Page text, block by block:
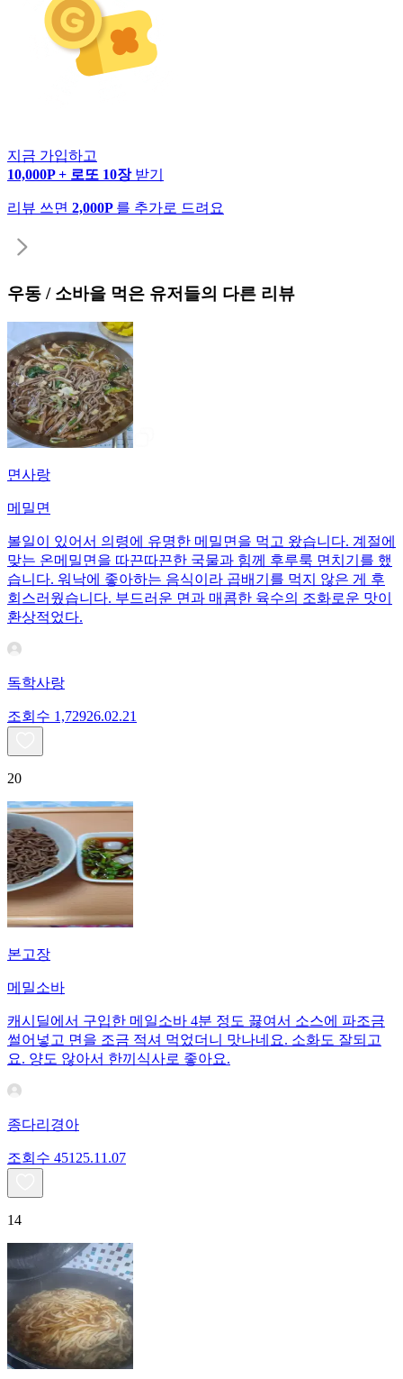
지금 가입하고
10,000P + 로또 10장 받기
리뷰 쓰면 2,000P 를 추가로 드려요
우동 / 소바을 먹은 유저들의 다른 리뷰
면사랑
메밀면
볼일이 있어서 의령에 유명한 메밀면을 먹고 왔습니다. 계절에
맞는 온메밀면을 따끈따끈한 국물과 힘께 후루룩 면치기를 했
습니다. 워낙에 좋아하는 음식이라 곱배기를 먹지 않은 게 후
회스러웠습니다. 부드러운 면과 매콤한 육수의 조화로운 맛이
환상적었다.
독학사랑
조회수 1,72926.02.21
20
본고장
메밀소바
캐시딜에서 구입한 메일소바 4분 정도 끓여서 소스에 파조금
썰어넣고 면을 조금 적셔 먹었더니 맛나네요. 소화도 잘되고
요. 양도 않아서 한끼식사로 좋아요.
종다리경아
조회수 451 25.11.07
14